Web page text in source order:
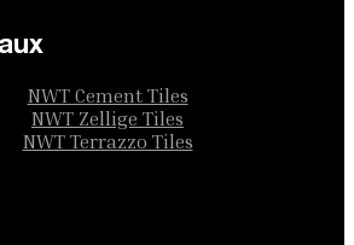
NWT Cement Tiles
NWT Zellige Tiles
NWT Terrazzo Tiles